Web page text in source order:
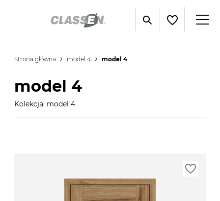
Strona główna model 4 model 4
model 4
Kolekcja: model 4